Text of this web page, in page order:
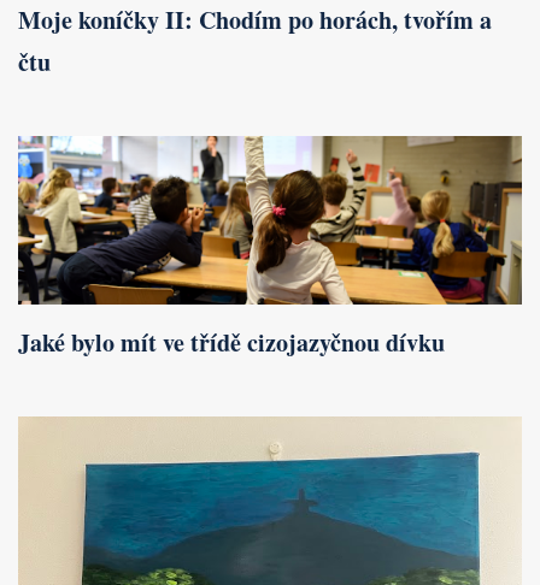
Moje koníčky II: Chodím po horách, tvořím a
čtu
Jaké bylo mít ve třídě cizojazyčnou dívku